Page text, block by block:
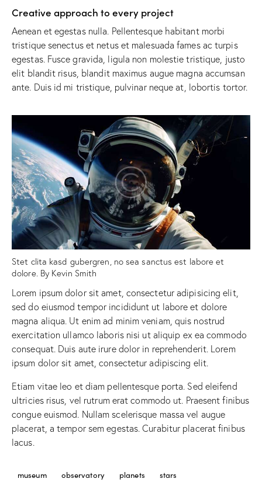
Creative approach to every project
Aenean et egestas nulla. Pellentesque habitant morbi
tristique senectus et netus et malesuada fames ac turpis
egestas. Fusce gravida, ligula non molestie tristique, justo
elit blandit risus, blandit maximus augue magna accumsan
ante. Duis id mi tristique, pulvinar neque at, lobortis tortor.
Stet clita kasd gubergren, no sea sanctus est labore et
dolore. By Kevin Smith
Lorem ipsum dolor sit amet, consectetur adipisicing elit,
sed do eiusmod tempor incididunt ut labore et dolore
magna aliqua. Ut enim ad minim veniam, quis nostrud
exercitation ullamco laboris nisi ut aliquip ex ea commodo
consequat. Duis aute irure dolor in reprehenderit. Lorem
ipsum dolor sit amet, consectetur adipiscing elit.
Etiam vitae leo et diam pellentesque porta. Sed eleifend
ultricies risus, vel rutrum erat commodo ut. Praesent finibus
congue euismod. Nullam scelerisque massa vel augue
placerat, a tempor sem egestas. Curabitur placerat finibus
lacus.
museum observatory planets stars